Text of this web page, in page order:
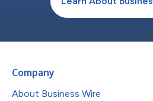
Company
About Business Wire